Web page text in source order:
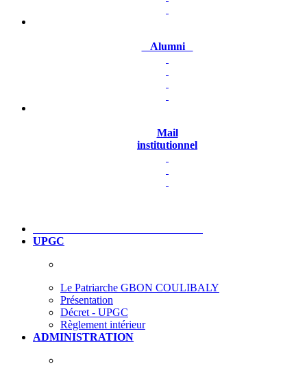
Alumni
Mail
institutionnel
UPGC
Le Patriarche GBON COULIBALY
Présentation
Décret - UPGC
Règlement intérieur
ADMINISTRATION